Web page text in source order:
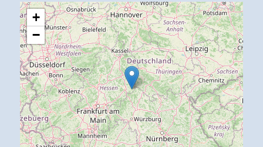
+
−